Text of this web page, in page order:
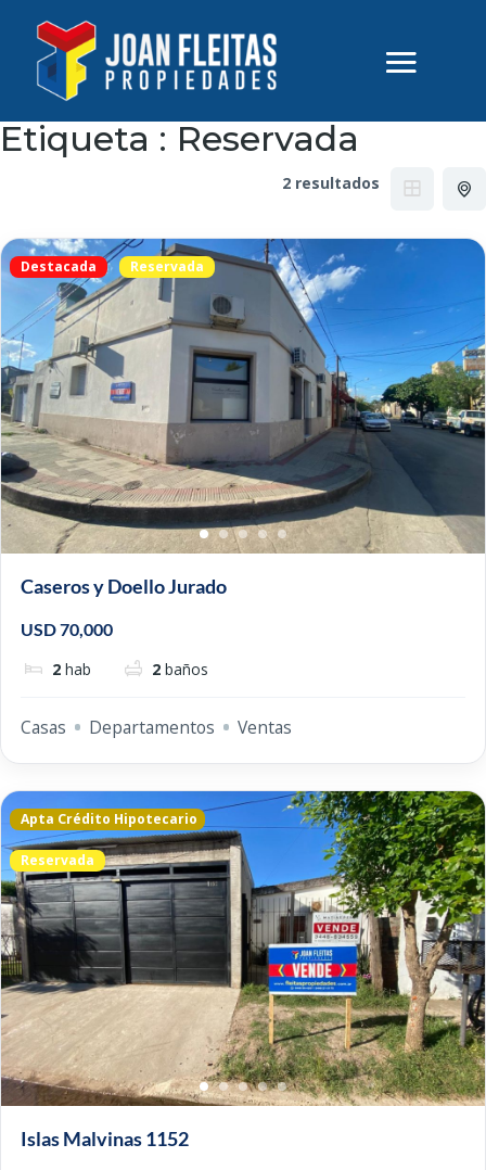
Etiqueta : Reservada
2 resultados
Destacada Reservada
Caseros y Doello Jurado
USD 70,000
2 hab 2 baños
Casas Departamentos Ventas
Apta Crédito Hipotecario
Reservada
Islas Malvinas 1152